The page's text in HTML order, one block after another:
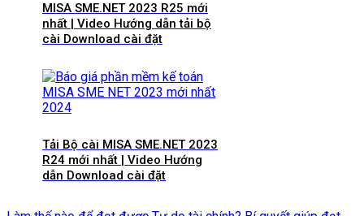
MISA SME.NET 2023 R25 mới
nhất | Video Hướng dẫn tải bộ
cài Download cài đặt
Tải Bộ cài MISA SME.NET 2023
R24 mới nhất | Video Hướng
dẫn Download cài đặt